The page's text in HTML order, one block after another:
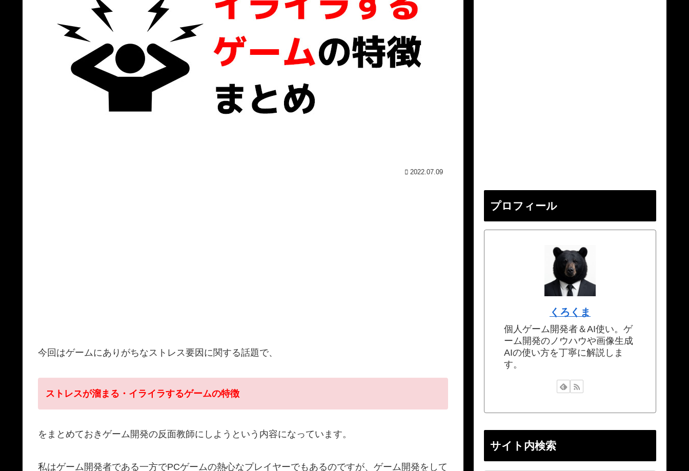
2022.07.09
今回はゲームにありがちなストレス要因に関する話題で、
ストレスが溜まる・イライラするゲームの特徴
をまとめておきゲーム開発の反面教師にしようという内容になっています。
私はゲーム開発者である一方でPCゲームの熱心なプレイヤーでもあるのですが、ゲーム開発をして
プロフィール
くろくま
個人ゲーム開発者＆AI使い。ゲ
ーム開発のノウハウや画像生成
AIの使い方を丁寧に解説しま
す。
サイト内検索